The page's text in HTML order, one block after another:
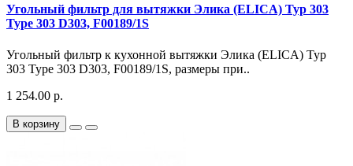
Угольный фильтр для вытяжки Элика (ELICA) Typ 303
Type 303 D303, F00189/1S
Угольный фильтр к кухонной вытяжки Элика (ELICA) Typ
303 Type 303 D303, F00189/1S, размеры при..
1 254.00 р.
В корзину